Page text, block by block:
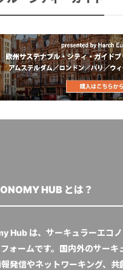
HUB とは？
Hub は、サーキュラーエコノ
ォームです。国内外のサーキ
発信やネットワーキング、共